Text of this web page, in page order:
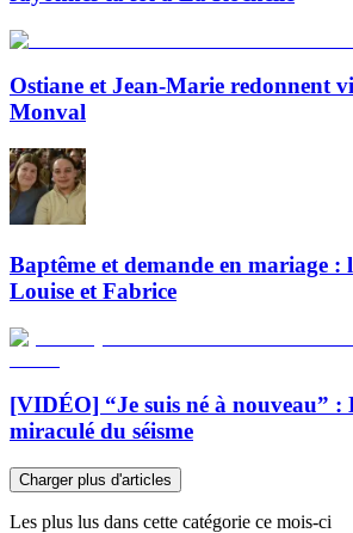
Ostiane et Jean-Marie redonnent
Monval
Baptême et demande en mariage :
Louise et Fabrice
[VIDÉO] “Je suis né à nouveau” :
miraculé du séisme
Charger plus d'articles
Les plus lus dans cette catégorie ce mois-ci